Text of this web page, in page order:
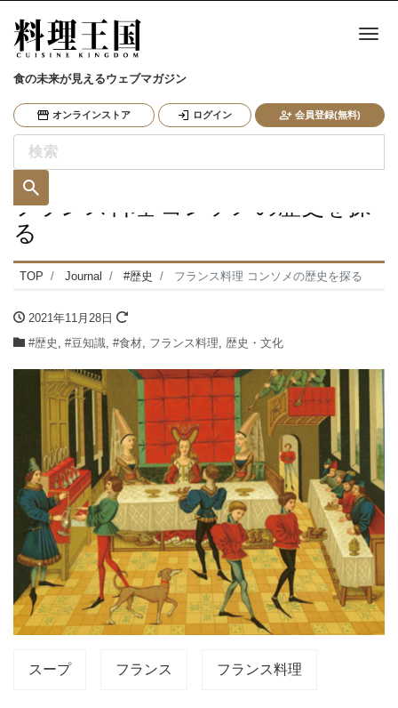
食の未来が見えるウェブマガジン
オンラインストア ログイン 会員登録(無料)
ナ
フランス料理 コンソメの歴史を探
る
TOP Journal #歴史 フランス料理 コンソメの歴史を探る
2021年11月28日
#歴史 , #豆知識, #食材, フランス料理, 歴史・文化
スープ フランス フランス料理